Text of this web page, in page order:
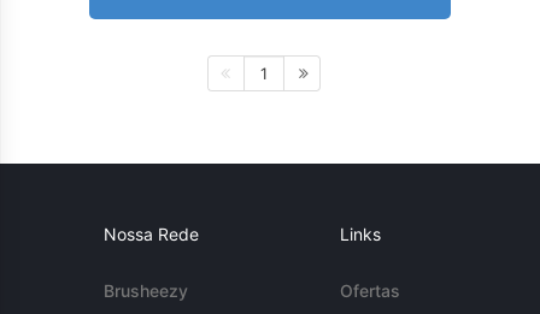
1
Nossa Rede
Brusheezy
Links
Ofertas